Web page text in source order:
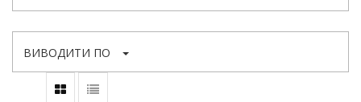
ВИВОДИТИ ПО